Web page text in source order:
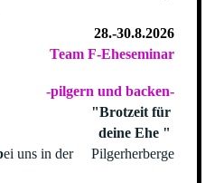
28.-30.8.2026
Team F-Eheseminar
-pilgern und backen-
"Brotzeit für
deine Ehe "
ei uns in der Pilgerherberge